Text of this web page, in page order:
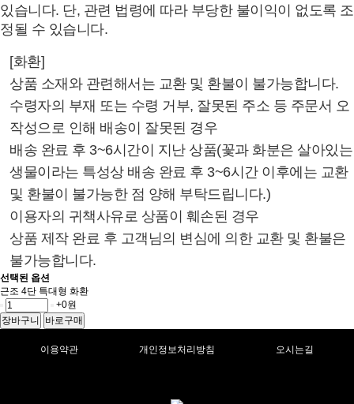
있습니다. 단, 관련 법령에 따라 부당한 불이익이 없도록 조
정될 수 있습니다.
[화환]
상품 소재와 관련해서는 교환 및 환불이 불가능합니다.
수령자의 부재 또는 수령 거부, 잘못된 주소 등 주문서 오
작성으로 인해 배송이 잘못된 경우
배송 완료 후 3~6시간이 지난 상품(꽃과 화분은 살아있는
생물이라는 특성상 배송 완료 후 3~6시간 이후에는 교환
및 환불이 불가능한 점 양해 부탁드립니다.)
이용자의 귀책사유로 상품이 훼손된 경우
상품 제작 완료 후 고객님의 변심에 의한 교환 및 환불은
불가능합니다.
선택된 옵션
근조 4단 특대형 화환
+0원
장바구니
바로구매
이용약관 개인정보처리방침 오시는길